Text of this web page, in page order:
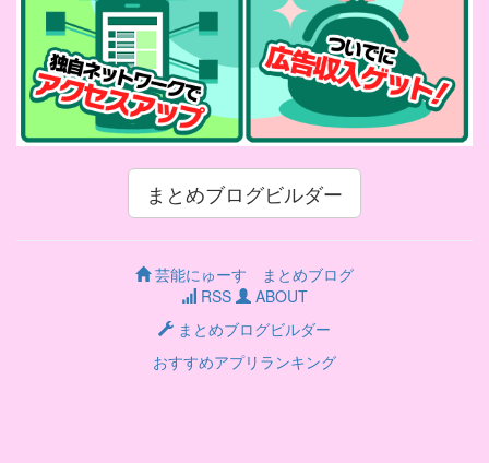
まとめブログビルダー
芸能にゅーす まとめブログ
RSS
ABOUT
まとめブログビルダー
おすすめアプリランキング